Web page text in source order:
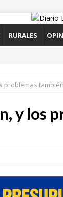
RURALES
problemas también
y los